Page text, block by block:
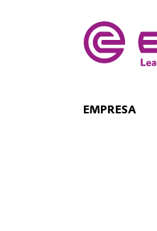
EMPRESA